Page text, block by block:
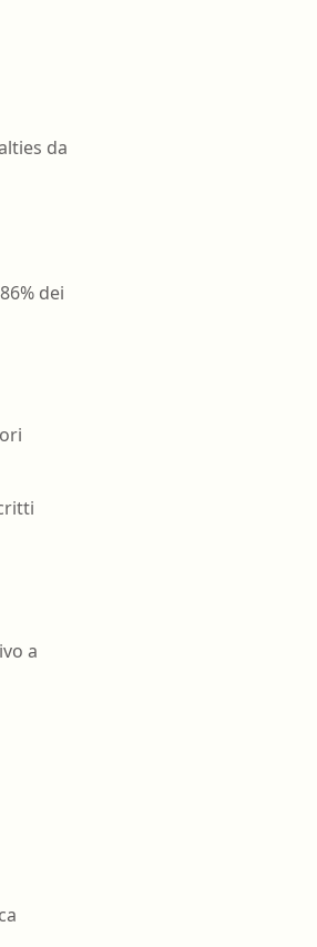
- Igiene prod., trasf.,
da
dei
a